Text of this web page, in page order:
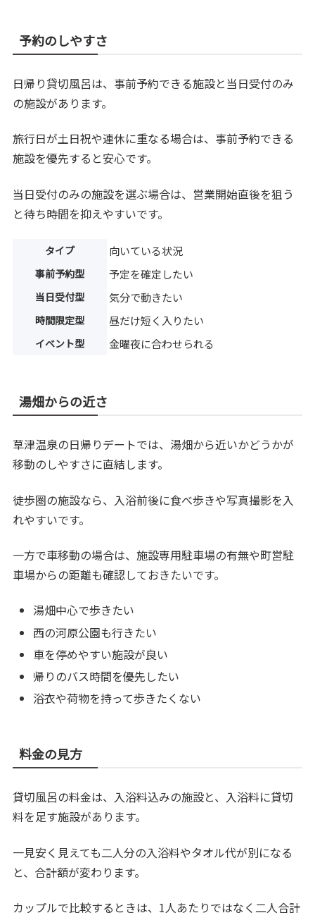
予約のしやすさ
日帰り貸切風呂は、事前予約できる施設と当日受付のみ
の施設があります。
旅行日が土日祝や連休に重なる場合は、事前予約できる
施設を優先すると安心です。
当日受付のみの施設を選ぶ場合は、営業開始直後を狙う
と待ち時間を抑えやすいです。
タイプ 向いている状況
事前予約型 予定を確定したい
当日受付型 気分で動きたい
時間限定型 昼だけ短く入りたい
イベント型 金曜夜に合わせられる
湯畑からの近さ
草津温泉の日帰りデートでは、湯畑から近いかどうかが
移動のしやすさに直結します。
徒歩圏の施設なら、入浴前後に食べ歩きや写真撮影を入
れやすいです。
一方で車移動の場合は、施設専用駐車場の有無や町営駐
車場からの距離も確認しておきたいです。
湯畑中心で歩きたい
西の河原公園も行きたい
車を停めやすい施設が良い
帰りのバス時間を優先したい
浴衣や荷物を持って歩きたくない
料金の見方
貸切風呂の料金は、入浴料込みの施設と、入浴料に貸切
料を足す施設があります。
一見安く見えても二人分の入浴料やタオル代が別になる
と、合計額が変わります。
カップルで比較するときは、1人あたりではなく二人合計